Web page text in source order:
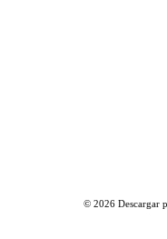
© 2026 Descargar